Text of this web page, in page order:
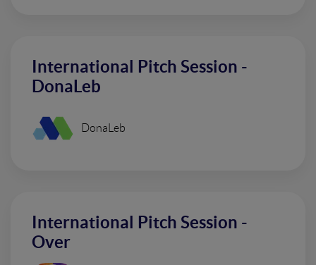
International Pitch Session -
DonaLeb
DonaLeb
International Pitch Session -
Over